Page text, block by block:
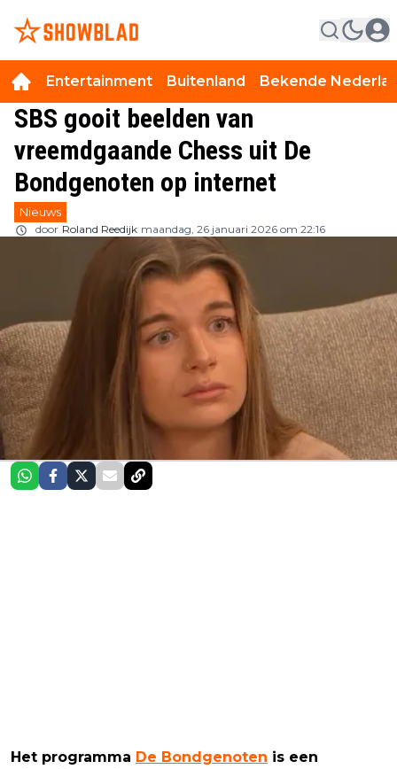
Entertainment Buitenland Bekende
SBS gooit beelden van
vreemdgaande Chess uit De
Bondgenoten op internet
Nieuws
door Roland Reedijk maandag, 26 januari 2026 om 22:16
Het programma De Bondgenoten is een